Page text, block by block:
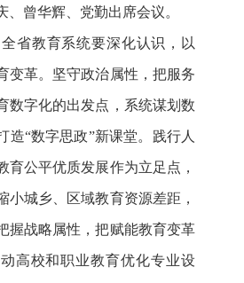
、曾华辉、党勤出席会议。
省教育系统要深化认识，以
变革。坚守政治属性，把服务
数字化的出发点，系统谋划数
造“数字思政”新课堂。践行人
育公平优质发展作为立足点，
小城乡、区域教育资源差距，
握战略属性，把赋能教育变革
高校和职业教育优化专业设